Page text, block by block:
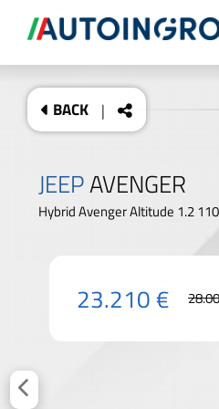
BACK |
JEEPAVENGER
Hybrid Avenger Altitude 1.2
23.210 €